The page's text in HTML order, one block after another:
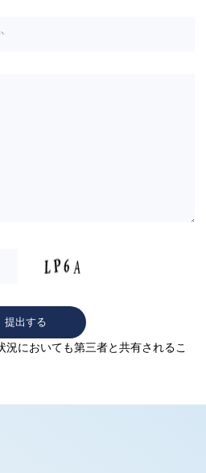
況においても第三者と共有されるこ